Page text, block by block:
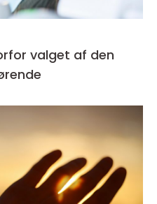
valget af den